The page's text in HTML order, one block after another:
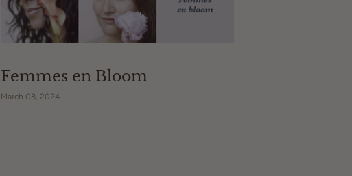
Femmes en Bloom
March 08, 2024